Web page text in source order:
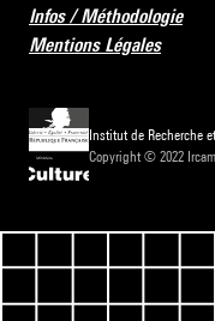
Infos / Méthodologie
Mentions Légales
Institut de Recherche
Copyright © 2022